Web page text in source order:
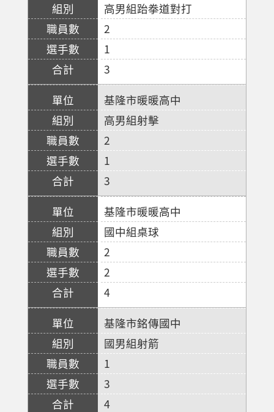
高男組跆拳道對打
2
1
3
基隆市暖暖高中
高男組射擊
2
1
3
基隆市暖暖高中
國中組桌球
2
2
4
基隆市銘傳國中
國男組射箭
1
3
4